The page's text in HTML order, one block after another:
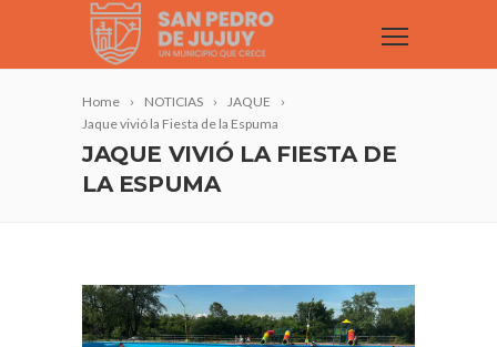
Home NOTICIAS
JAQUE
Jaque vivió la Fiesta de la Espuma
JAQUE VIVIÓ LA FIESTA DE
LA ESPUMA